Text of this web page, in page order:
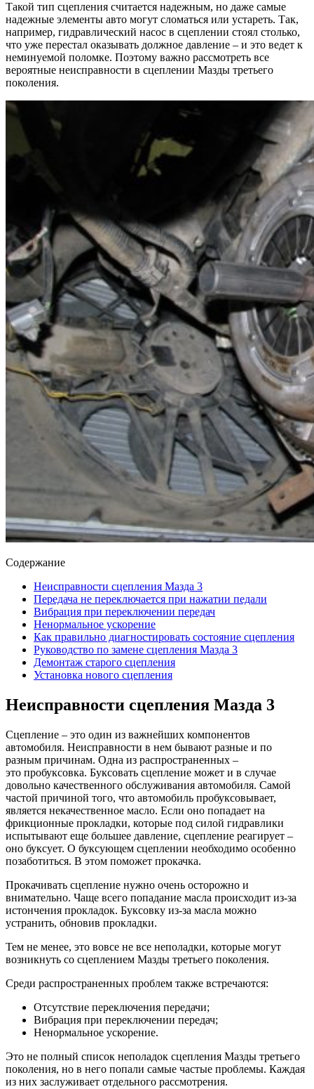
Такой тип сцепления считается надежным, но даже самые
надежные элементы авто могут сломаться или устареть. Так,
например, гидравлический насос в сцеплении стоял столько,
что уже перестал оказывать должное давление – и это ведет к
неминуемой поломке. Поэтому важно рассмотреть все
вероятные неисправности в сцеплении Мазды третьего
поколения.
Содержание
Неисправности сцепления Мазда 3
Передача не переключается при нажатии педали
Вибрация при переключении передач
Ненормальное ускорение
Как правильно диагностировать состояние сцепления
Руководство по замене сцепления Мазда 3
Демонтаж старого сцепления
Установка нового сцепления
Неисправности сцепления Мазда 3
Сцепление – это один из важнейших компонентов
автомобиля. Неисправности в нем бывают разные и по
разным причинам. Одна из распространенных –
это пробуксовка. Буксовать сцепление может и в случае
довольно качественного обслуживания автомобиля. Самой
частой причиной того, что автомобиль пробуксовывает,
является некачественное масло. Если оно попадает на
фрикционные прокладки, которые под силой гидравлики
испытывают еще большее давление, сцепление реагирует –
оно буксует. О буксующем сцеплении необходимо особенно
позаботиться. В этом поможет прокачка.
Прокачивать сцепление нужно очень осторожно и
внимательно. Чаще всего попадание масла происходит из-за
истончения прокладок. Буксовку из-за масла можно
устранить, обновив прокладки.
Тем не менее, это вовсе не все неполадки, которые могут
возникнуть со сцеплением Мазды третьего поколения.
Среди распространенных проблем также встречаются:
Отсутствие переключения передачи;
Вибрация при переключении передач;
Ненормальное ускорение.
Это не полный список неполадок сцепления Мазды третьего
поколения, но в него попали самые частые проблемы. Каждая
из них заслуживает отдельного рассмотрения.